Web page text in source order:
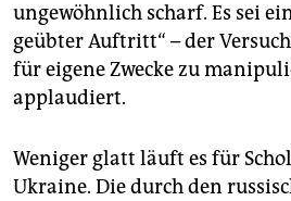
ungewöhnlich scharf. Es sei
geübter Auftritt“ – der
für eigene Zwecke zu
applaudiert.
Weniger glatt läuft es für
Ukraine. Die durch den